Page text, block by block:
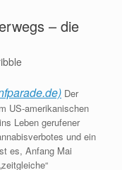
– die
Der
US-amerikanischen
Leben gerufener
und ein
es, Anfang Mai